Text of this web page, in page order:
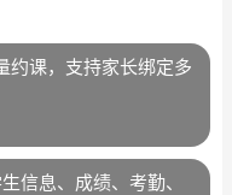
约课，支持家长绑定多
信息、成绩、考勤、